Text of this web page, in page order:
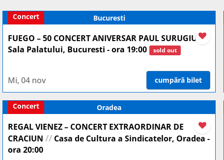
Bucuresti
Concert
FUEGO – 50 CONCERT ANIVERSAR PAUL SURUGIU//
Sala Palatului, Bucuresti - ora 19:00 sold out
Mi, 04 nov cumpără bilet
Oradea
Concert
REGAL VIENEZ – CONCERT EXTRAORDINAR DE
CRACIUN // Casa de Cultura a Sindicatelor, Oradea -
ora 20:00